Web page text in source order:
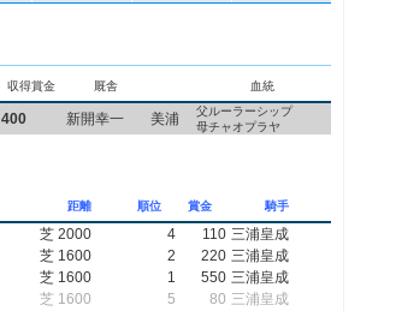
収得賞金 厩舎 血統
400 新開幸一 美浦
父ルーラーシップ
母チャオプラヤ
距離 順位 賞金 騎手
芝 2000 4 110 三浦皇成
芝 1600 2 220 三浦皇成
芝 1600 1 550 三浦皇成
芝 1600 5 80 三浦皇成